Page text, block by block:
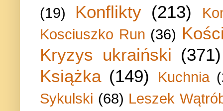
(19) Konflikty (213)
Kosciuszko Run (36)
Kryzys ukraiński (371)
Książka (149) Kuchnia
Sykulski (68) Leszek